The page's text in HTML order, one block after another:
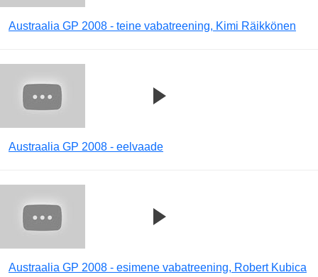
Austraalia GP 2008 - teine vabatreening, Kimi Räikkönen
Austraalia GP 2008 - eelvaade
Austraalia GP 2008 - esimene vabatreening, Robert Kubica